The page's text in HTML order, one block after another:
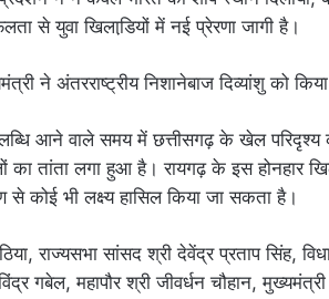
से युवा खिलाडि़यों में नई प्रेरणा जागी है।
आने वाले समय में छत्तीसगढ़ के खेल परिदृश्य
का तांता लगा हुआ है। रायगढ़ के इस होनहार
कोई भी लक्ष्य हासिल किया जा सकता है।
राज्यसभा सांसद श्री देवेंद्र प्रताप सिंह,
गबेल, महापौर श्री जीवर्धन चौहान,